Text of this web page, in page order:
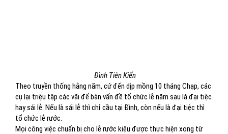
Đình Tiên Kiến
Theo truyền thống hằng năm, cứ đến dịp mồng 10 tháng Chạp, các
cụ lại triệu tập các vãi để bàn vấn đề tổ chức lễ năm sau là đại tiệc
hay sái lễ. Nếu là sái lễ thì chỉ cầu tại Đình, còn nếu là đại tiệc thì
tổ chức lễ rước.
Mọi công việc chuẩn bị cho lễ rước kiệu được thực hiện xong từ